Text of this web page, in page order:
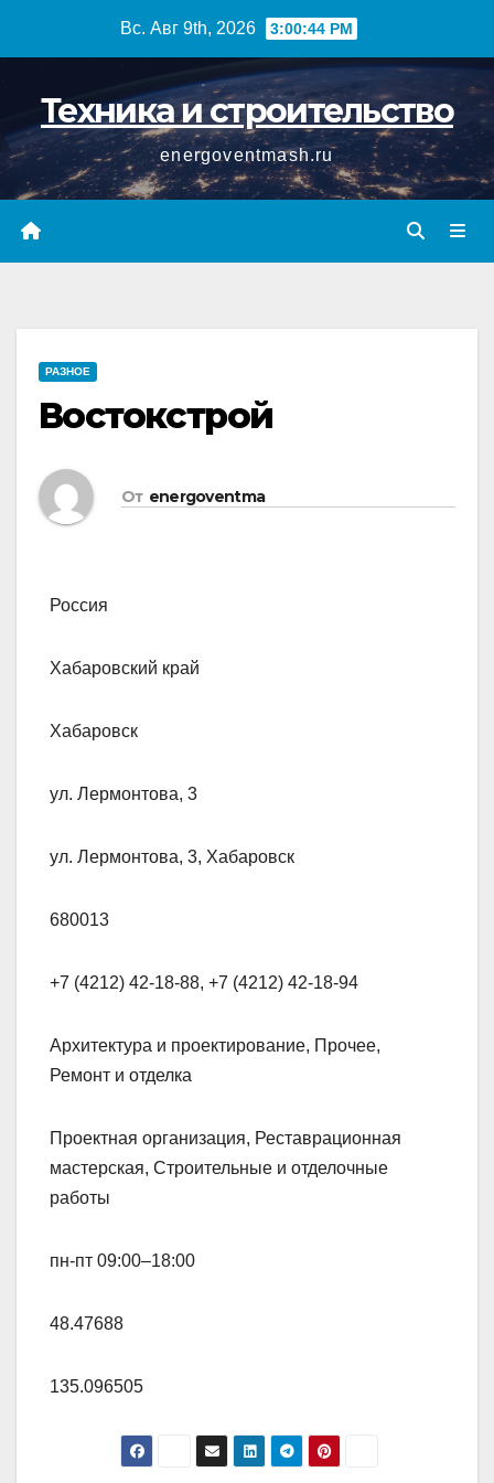
Вс. Авг 9th, 2026 3:00:45 PM
Техника и строительство
energoventmash.ru
РАЗНОЕ
Востокстрой
От energoventma
Россия
Хабаровский край
Хабаровск
ул. Лермонтова, 3
ул. Лермонтова, 3, Хабаровск
680013
+7 (4212) 42-18-88, +7 (4212) 42-18-94
Архитектура и проектирование, Прочее,
Ремонт и отделка
Проектная организация, Реставрационная
мастерская, Строительные и отделочные
работы
пн-пт 09:00–18:00
48.47688
135.096505